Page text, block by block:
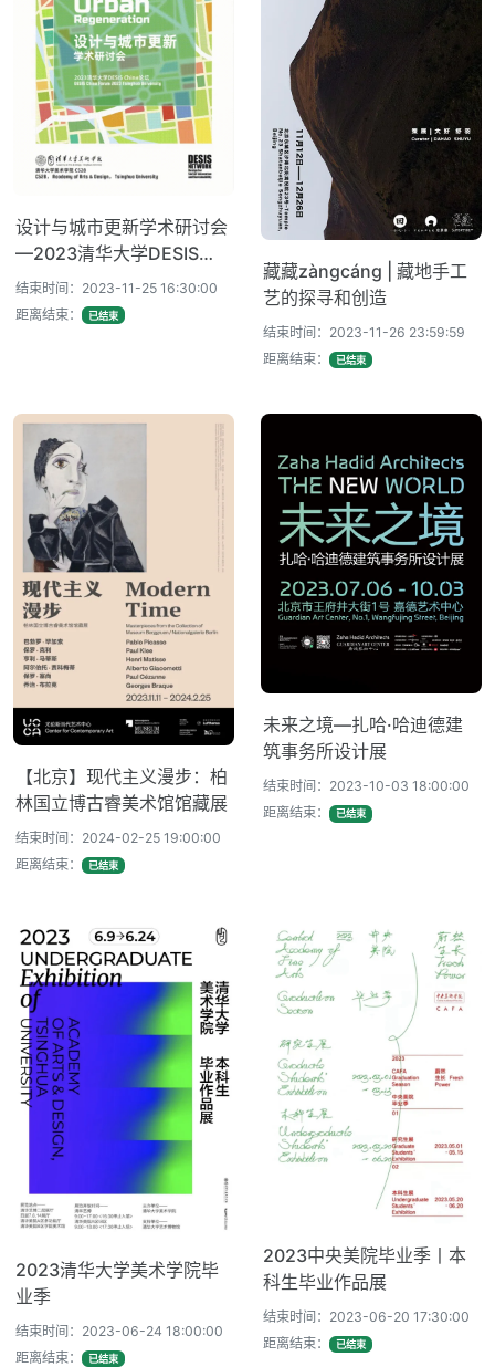
设计与城市更新学术研讨会
—2023清华大学DESIS
China论坛
结束时间：2023-11-25 16:30:00
距离结束：
已结束
藏藏zàngcáng | 藏地手工
艺的探寻和创造
结束时间：2023-11-26 23:59:59
距离结束：
已结束
【北京】现代主义漫步：柏
林国立博古睿美术馆馆藏展
结束时间：2024-02-25 19:00:00
距离结束：
已结束
未来之境—扎哈·哈迪德建
筑事务所设计展
结束时间：2023-10-03 18:00:00
距离结束：
已结束
2023清华大学美术学院毕
业季
结束时间：2023-06-24 18:00:00
距离结束：
已结束
2023中央美院毕业季丨本
科生毕业作品展
结束时间：2023-06-20 17:30:00
距离结束：
已结束